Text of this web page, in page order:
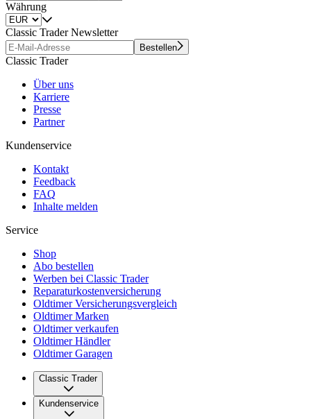
Währung
Classic Trader Newsletter
Bestellen
Classic Trader
Über uns
Karriere
Presse
Partner
Kundenservice
Kontakt
Feedback
FAQ
Inhalte melden
Service
Shop
Abo bestellen
Werben bei Classic Trader
Reparaturkostenversicherung
Oldtimer Versicherungsvergleich
Oldtimer Marken
Oldtimer verkaufen
Oldtimer Händler
Oldtimer Garagen
Classic Trader
Über uns
Karriere
Kundenservice